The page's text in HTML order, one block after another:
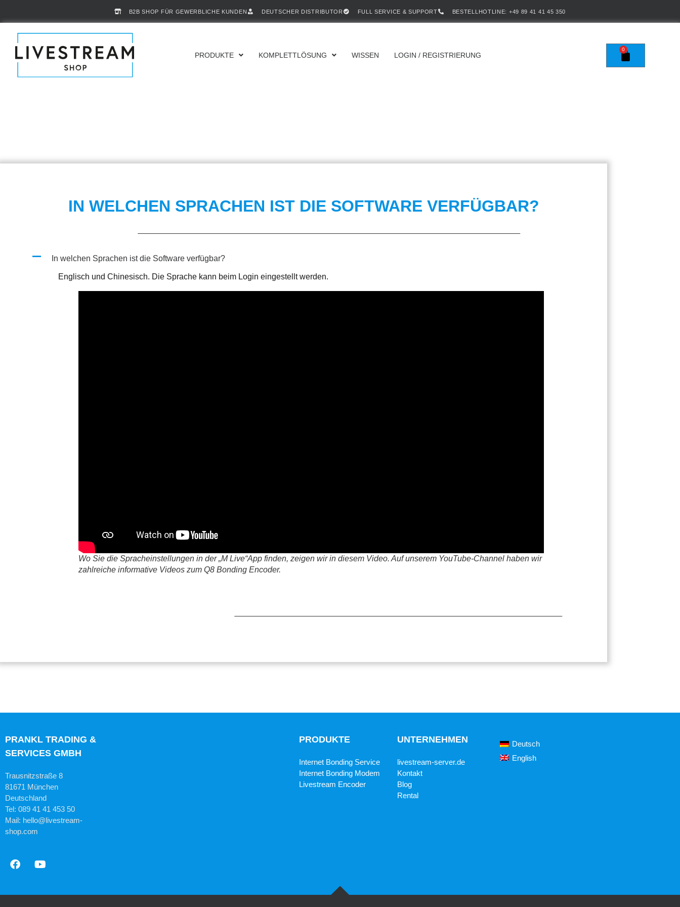
B2B SHOP FÜR GEWERBLICHE KUNDEN DEUTSCHER DISTRIBUTOR FULL SERVICE & SUPPORT BESTELLHOTLINE: +49 89 41 41 45 350
PRODUKTE KOMPLETTLÖSUNG WISSEN LOGIN / REGISTRIERUNG
0
IN WELCHEN SPRACHEN IST DIE SOFTWARE VERFÜGBAR?
A In welchen Sprachen ist die Software verfügbar?
Englisch und Chinesisch. Die Sprache kann beim Login eingestellt werden.
Wo Sie die Spracheinstellungen in der „M Live“App finden, zeigen wir in diesem Video. Auf unserem YouTube-Channel haben wir
zahlreiche informative Videos zum Q8 Bonding Encoder.
PRANKL TRADING &
SERVICES GMBH
Trausnitzstraße 8
81671 München
Deutschland
Tel: 089 41 41 453 50
Mail: hello@livestream-
shop.com
PRODUKTE
Internet Bonding Service
Internet Bonding Modem
Livestream Encoder
UNTERNEHMEN
livestream-server.de
Kontakt
Blog
Rental
Deutsch
English